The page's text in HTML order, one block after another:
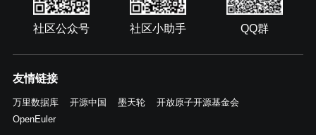
社区公众号 社区小助手 QQ群
友情链接
万里数据库 开源中国 墨天轮
开放原子开源基金会
OpenEuler